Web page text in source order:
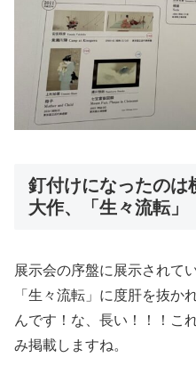
釘付けになったのは
大作、「生々流転」
展示会の序盤に展示されて
「生々流転」に度肝を抜か
んです！な、長い！！！こ
み掲載しますね。